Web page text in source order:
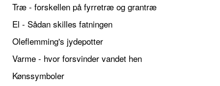
Træ - forskellen på fyrretræ og grantræ
El - Sådan skilles fatningen
Oleflemming's jydepotter
Varme - hvor forsvinder vandet hen
Kønssymboler